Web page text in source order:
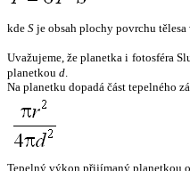
kde S je obsah plochy povrchu tělesa
Uvažujeme, že planetka i fotosféra
planetkou d.
Na planetku dopadá část tepelného
Tepelný výkon přijímaný planetkou